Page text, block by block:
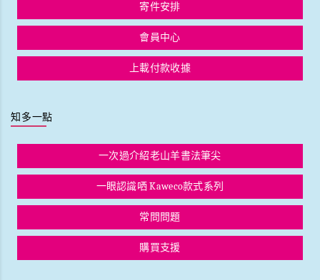
寄件安排
會員中心
上載付款收據
知多一點
一次過介紹老山羊書法筆尖
一眼認識哂 Kaweco款式系列
常問問題
購買支援